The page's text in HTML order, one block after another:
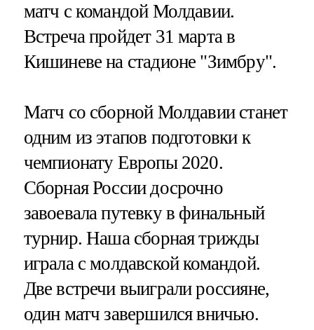
матч с командой Молдавии.
Встреча пройдет 31 марта в
Кишиневе на стадионе "Зимбру".
Матч со сборной Молдавии станет
одним из этапов подготовки к
чемпионату Европы 2020.
Сборная России досрочно
завоевала путевку в финальный
турнир. Наша сборная трижды
играла с молдавской командой.
Две встречи выиграли россияне,
один матч завершился вничью.